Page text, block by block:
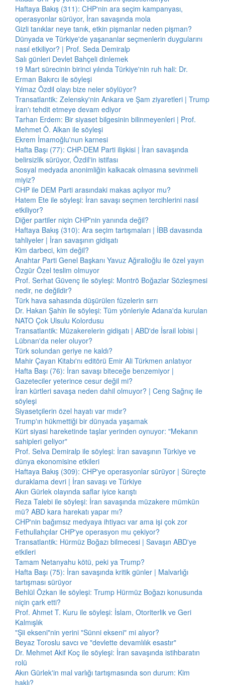
Haftaya Bakış (311): CHP'nin ara seçim kampanyası,
operasyonlar sürüyor, İran savaşında mola
Gizli tanıklar neye tanık, etkin pişmanlar neden pişman?
Dünyada ve Türkiye'de yaşananlar seçmenlerin duygularını
nasıl etkiliyor? | Prof. Seda Demiralp
Salı günleri Devlet Bahçeli dinlemek
19 Mart sürecinin birinci yılında Türkiye'nin ruh hali: Dr.
Erman Bakırcı ile söyleşi
Yılmaz Özdil olayı bize neler söylüyor?
Transatlantik: Zelensky'nin Ankara ve Şam ziyaretleri | Trump
İran'ı tehdit etmeye devam ediyor
Tarhan Erdem: Bir siyaset bilgesinin bilinmeyenleri | Prof.
Mehmet Ö. Alkan ile söyleşi
Ekrem İmamoğlu'nun karnesi
Hafta Başı (77): CHP-DEM Parti ilişkisi | İran savaşında
belirsizlik sürüyor, Özdil'in istifası
Sosyal medyada anonimliğin kalkacak olmasına sevinmeli
miyiz?
CHP ile DEM Parti arasındaki makas açılıyor mu?
Hatem Ete ile söyleşi: İran savaşı seçmen tercihlerini nasıl
etkiliyor?
Diğer partiler niçin CHP'nin yanında değil?
Haftaya Bakış (310): Ara seçim tartışmaları | İBB davasında
tahliyeler | İran savaşının gidişatı
Kim darbeci, kim değil?
Anahtar Parti Genel Başkanı Yavuz Ağıralioğlu ile özel yayın
Özgür Özel teslim olmuyor
Prof. Serhat Güvenç ile söyleşi: Montrö Boğazlar Sözleşmesi
nedir, ne değildir?
Türk hava sahasında düşürülen füzelerin sırrı
Dr. Hakan Şahin ile söyleşi: Tüm yönleriyle Adana'da kurulan
NATO Çok Ulsulu Kolordusu
Transatlantik: Müzakerelerin gidişatı | ABD'de İsrail lobisi |
Lübnan'da neler oluyor?
Türk solundan geriye ne kaldı?
Mahir Çayan Kitabı'nı editörü Emir Ali Türkmen anlatıyor
Hafta Başı (76): İran savaşı biteceğe benzemiyor |
Gazeteciler yeterince cesur değil mi?
İran kürtleri savaşa neden dahil olmuyor? | Ceng Sağnıç ile
söyleşi
Siyasetçilerin özel hayatı var mıdır?
Trump'ın hükmettiği bir dünyada yaşamak
Kürt siyasi hareketinde taşlar yerinden oynuyor: "Mekanın
sahipleri geliyor"
Prof. Selva Demiralp ile söyleşi: İran savaşının Türkiye ve
dünya ekonomisine etkileri
Haftaya Bakış (309): CHP'ye operasyonlar sürüyor | Süreçte
duraklama devri | İran savaşı ve Türkiye
Akın Gürlek olayında saflar iyice karıştı
Reza Talebi ile söyleşi: İran savaşında müzakere mümkün
mü? ABD kara harekatı yapar mı?
CHP'nin bağımsız medyaya ihtiyacı var ama işi çok zor
Fethullahçılar CHP'ye operasyon mu çekiyor?
Transatlantik: Hürmüz Boğazı bilmecesi | Savaşın ABD'ye
etkileri
Tamam Netanyahu kötü, peki ya Trump?
Hafta Başı (75): İran savaşında kritik günler | Malvarlığı
tartışması sürüyor
Behlül Özkan ile söyleşi: Trump Hürmüz Boğazı konusunda
niçin çark etti?
Prof. Ahmet T. Kuru ile söyleşi: İslam, Otoriterlik ve Geri
Kalmışlık
"Şii ekseni"nin yerini "Sünni ekseni" mi alıyor?
Beyaz Toroslu savcı ve "devlette devamlılık esastır"
Dr. Mehmet Akif Koç ile söyleşi: İran savaşında istihbaratın
rolü
Akın Gürlek'in mal varlığı tartışmasında son durum: Kim
haklı?